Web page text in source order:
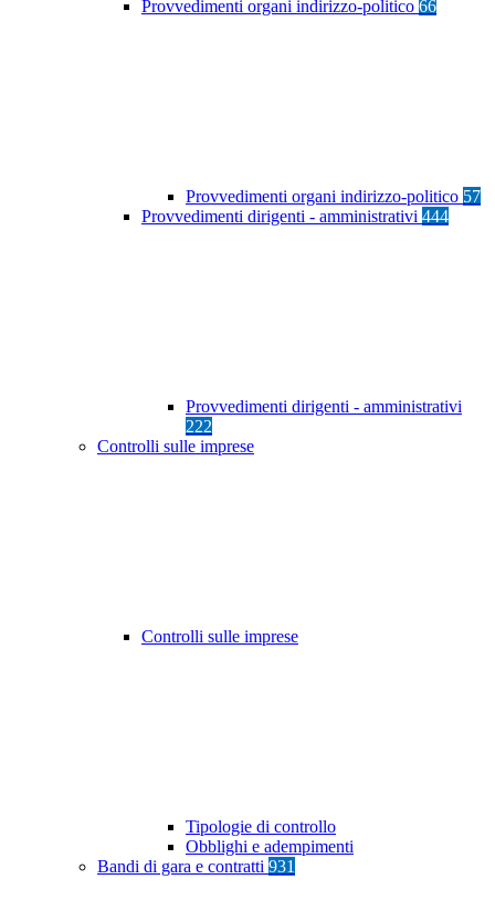
Provvedimenti organi indirizzo-politico 66
Provvedimenti organi indirizzo-politico 57
Provvedimenti dirigenti - amministrativi 444
Provvedimenti dirigenti - amministrativi
222
Controlli sulle imprese
Controlli sulle imprese
Tipologie di controllo
Obblighi e adempimenti
Bandi di gara e contratti 931